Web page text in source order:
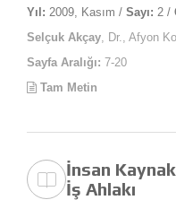
Yıl: 2009, Kasım / Sayı: 2 /
Selçuk Akçay , Dr., Afyon
Sayfa Aralığı: 7-20
Tam Metin
İnsan
İş Ahlakı